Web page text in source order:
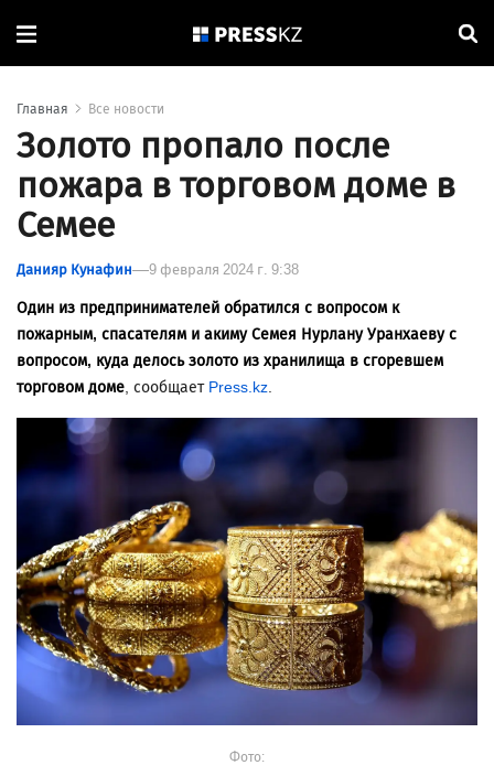
Главная Все новости
Золото пропало после
пожара в торговом доме в
Семее
Данияр Кунафин 9 февраля 2024 г. 9:38
Один из предпринимателей обратился с вопросом к
пожарным, спасателям и акиму Семея Нурлану Уранхаеву с
вопросом, куда делось золото из хранилища в сгоревшем
торговом доме, сообщает Press.kz.
Фото: